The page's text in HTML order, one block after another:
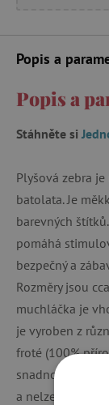
Popis a
Popis a
Stáhněte si
Plyšová zebra
batolata. Je
barevných
pomáhá
bezpečný a
Rozměry jsou
muchláčka je
je vyroben z
froté (100%
snadno se pere.
a nelze je